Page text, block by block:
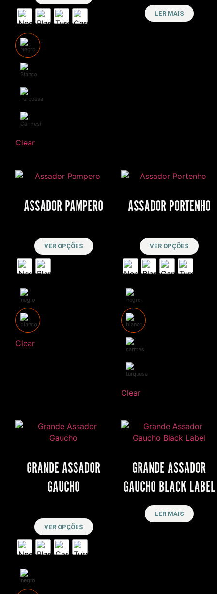
Clear
LER MAIS
ASSADOR PAMPERO
VER OPÇÕES
Clear
ASSADOR PORTENHO
VER OPÇÕES
Clear
GRANDE ASSADOR
GAUCHO
VER OPÇÕES
GRANDE ASSADOR
GAUCHO BLACK LABEL
LER MAIS